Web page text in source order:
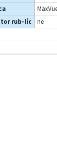
rub-líc
ne